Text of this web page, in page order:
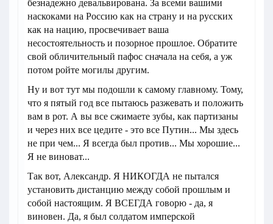
безнадежно девальвирована. За всеми вашими
наскоками на Россию как на страну и на русских
как на нацию, просвечивает ваша
несостоятельность и позорное прошлое. Обратите
свой обличительный пафос сначала на себя, а уж
потом ройте могилы другим.
Ну и вот тут мы подошли к самому главному. Тому,
что я пятый год все пытаюсь разжевать и положить
вам в рот. А вы все сжимаете зубы, как партизаны
и через них все цедите - это все Путин... Мы здесь
не при чем... Я всегда был против... Мы хорошие...
Я не виноват...
Так вот, Александр. Я НИКОГДА не пытался
установить дистанцию между собой прошлым и
собой настоящим. Я ВСЕГДА говорю - да, я
виновен. Да, я был солдатом имперской